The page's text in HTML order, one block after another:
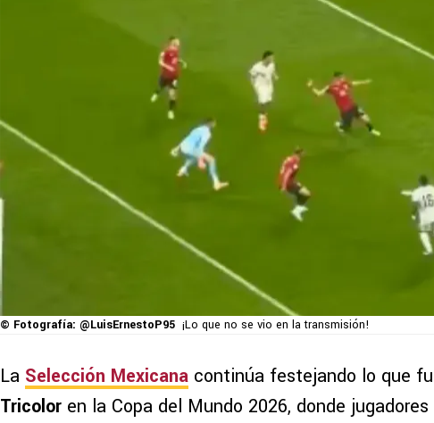
© Fotografía: @LuisErnestoP95 ¡Lo que no se vio en la transmisión!
La Selección Mexicana continúa festejando lo que
Tricolor en la Copa del Mundo 2026, donde jugadores